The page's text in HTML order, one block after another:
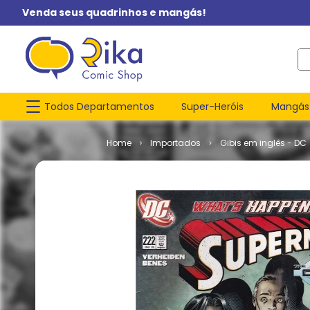
Venda seus quadrinhos e mangás!
O
Todos Departamentos Super-Heróis Mangás
Importados Gibis em inglês - DC